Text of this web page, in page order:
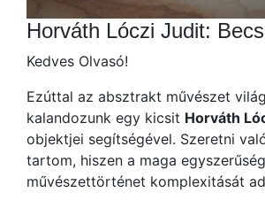
Horváth Lóczi Judit:
Kedves Olvasó!
Ezúttal az absztrakt művészet
kalandozunk egy kicsit Horváth
objektjei segítségével. Szeretni
tartom, hiszen a maga
művészettörténet komplexitását